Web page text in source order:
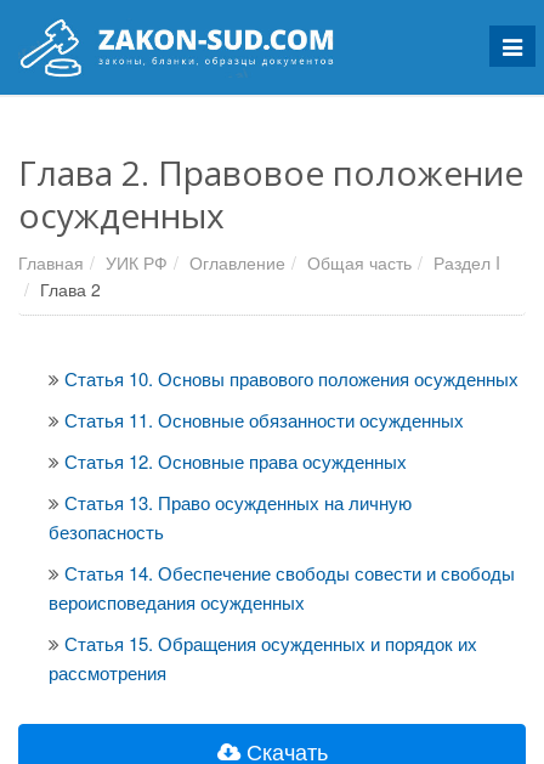
Глава 2. Правовое положение
осужденных
Главная УИК РФ Оглавление Общая часть
Раздел I
Глава 2
Статья 10. Основы правового положения осужденных
Статья 11. Основные обязанности осужденных
Статья 12. Основные права осужденных
Статья 13. Право осужденных на личную
безопасность
Статья 14. Обеспечение свободы совести и свободы
вероисповедания осужденных
Статья 15. Обращения осужденных и порядок их
рассмотрения
Скачать